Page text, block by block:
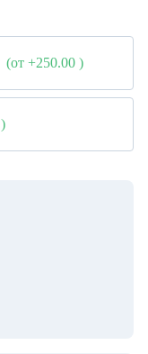
(от +250.00 )
)